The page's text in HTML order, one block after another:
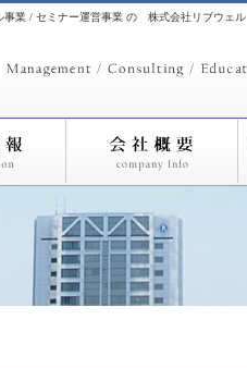
業 / セミナー運営事業 の 株式会社リブウェル